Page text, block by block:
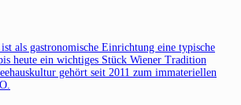
als gastronomische Einrichtung eine typische
heute ein wichtiges Stück Wiener Tradition
gehört seit 2011 zum immateriellen